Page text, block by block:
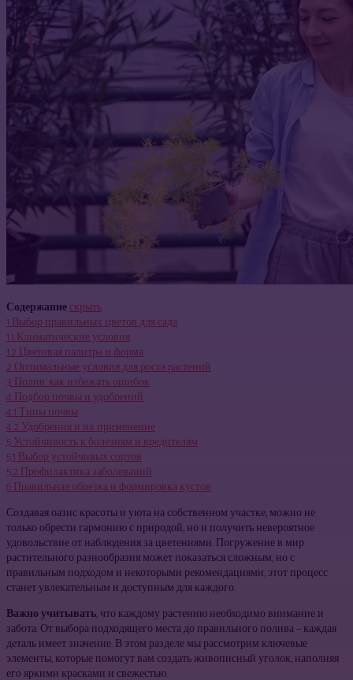
Содержаниескрыть
1Выбор правильных цветов для сада
1.1Климатические условия
1.2Цветовая палитра и форма
2Оптимальные условия для роста растений
3Полив: как избежать ошибок
4Подбор почвы и удобрений
4.1Типы почвы
4.2Удобрения и их применение
5Устойчивость к болезням и вредителям
5.1Выбор устойчивых сортов
5.2Профилактика заболеваний
6Правильная обрезка и формировка кустов
Создавая оазис красоты и уюта на собственном участке, можно не
только обрести гармонию с природой, но и получить невероятное
удовольствие от наблюдения за цветениями. Погружение в мир
растительного разнообразия может показаться сложным, но с
правильным подходом и некоторыми рекомендациями, этот процесс
станет увлекательным и доступным для каждого.
Важно учитывать, что каждому растению необходимо внимание и
забота. От выбора подходящего места до правильного полива – каждая
деталь имеет значение. В этом разделе мы рассмотрим ключевые
элементы, которые помогут вам создать живописный уголок, наполняя
его яркими красками и свежестью.